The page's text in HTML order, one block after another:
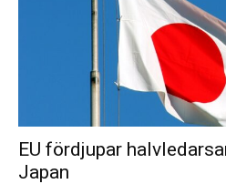
EU fördjupar
Japan